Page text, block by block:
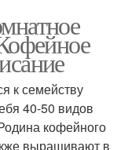
к семейству
40-50 видов
кофейного
выращивают в